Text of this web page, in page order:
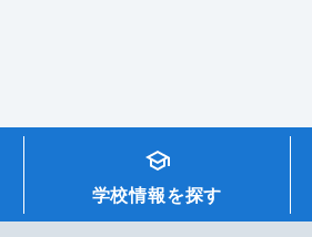
学校情報を探す